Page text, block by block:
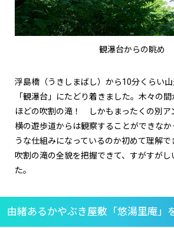
観瀑台からの眺め
浮島橋（うきしまばし）から10分くらい山
「観瀑台」にたどり着きました。木々の
ほどの吹割の滝！ しかもまったくの別
横の遊歩道からは観察することができなか
うな仕組みになっているのか初めて理解で
吹割の滝の全貌を把握できて、すがすがし
た。
由緒あるかやぶき屋敷「悠湯里庵」